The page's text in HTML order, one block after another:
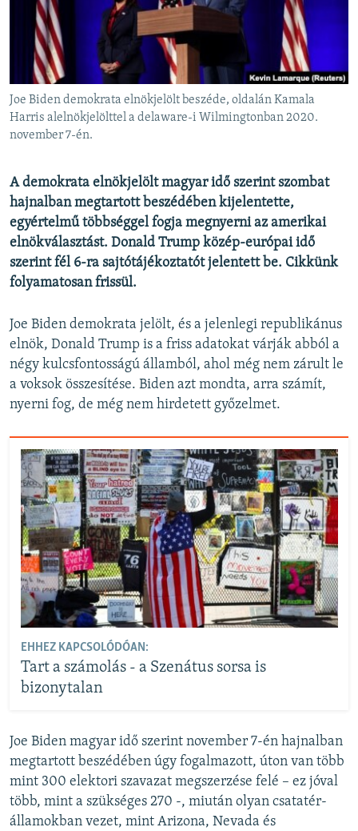
EURÓPAI UNIÓ
VILÁG
KLÍMAVÁLTOZÁS
A MÚLT TANULSÁGAI
Valamennyi RFE/RL weboldal
Joe Biden demokrata elnökjelölt beszéde, oldalán Kamala
Harris alelnökjelölttel a delaware-i Wilmingtonban 2020.
november 7-én.
A demokrata elnökjelölt magyar idő szerint szombat
hajnalban megtartott beszédében kijelentette,
egyértelmű többséggel fogja megnyerni az amerikai
elnökválasztást. Donald Trump közép-európai idő
szerint fél 6-ra sajtótájékoztatót jelentett be. Cikkünk
folyamatosan frissül.
Joe Biden demokrata jelölt, és a jelenlegi republikánus
elnök, Donald Trump is a friss adatokat várják abból a
négy kulcsfontosságú államból, ahol még nem zárult le
a voksok összesítése. Biden azt mondta, arra számít,
nyerni fog, de még nem hirdetett győzelmet.
EHHEZ KAPCSOLÓDÓAN:
Tart a számolás - a Szenátus sorsa is
bizonytalan
Joe Biden magyar idő szerint november 7-én hajnalban
megtartott beszédében úgy fogalmazott, úton van több
mint 300 elektori szavazat megszerzése felé – ez jóval
több, mint a szükséges 270 -, miután olyan csatatér-
államokban vezet, mint Arizona, Nevada és